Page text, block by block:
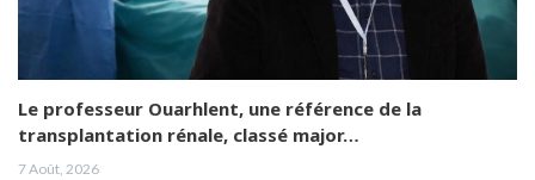
Le professeur Ouarhlent, une référence de la
transplantation rénale, classé major…
7 Août, 2026